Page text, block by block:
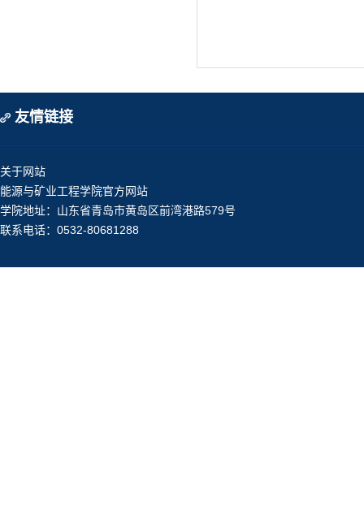
友情链接
关于网站
能源与矿业工程学院官方网站
学院地址：山东省青岛市黄岛区前湾港路579号
联系电话：0532-80681288